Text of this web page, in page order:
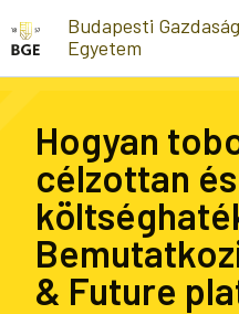
Ugrás a tartalomra
Budapesti
Egyetem
Hogyan
célzottan és
& Future